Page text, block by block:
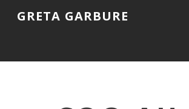
GRETA GARBURE